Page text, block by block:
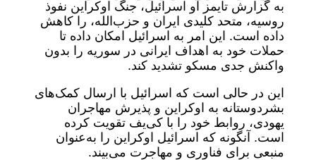
به گزارش تایمز آو اسرائیل، جنگ اوکراین نفوذ
روسیه، متحد کلیدی ایران و حزب‌الله، را کاهش
داده است. این امر به اسرائیل امکان داده تا
حملات خود به اهداف ایرانی در سوریه را بدون
واکنش جدی مسکو تشدید کند.
این در حالی است که اسرائیل با ارسال کمک‌های
بشردوستانه به اوکراین و پذیرش مهاجران
یهودی، روابط خود را با کی‌یف تقویت کرده
است. آنگونه که اسرائیل اوکراین را به‌عنوان
منبعی برای فناوری و مهاجرت می‌بیند.